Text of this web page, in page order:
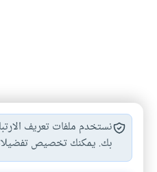
الاستمداد من الأولياء
نستخدم ملفات تعريف
بك. يمكنك تخصيص